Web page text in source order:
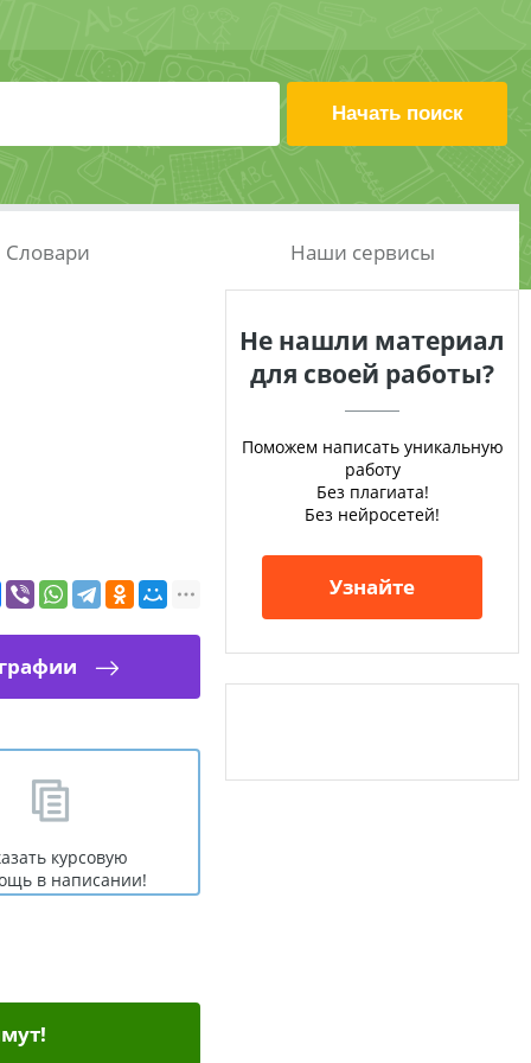
Словари Наши сервисы
курсовую
в написании!
Не нашли материал
для своей работы?
Поможем написать уникальную
работу
Без плагиата!
Без нейросетей!
Узнайте